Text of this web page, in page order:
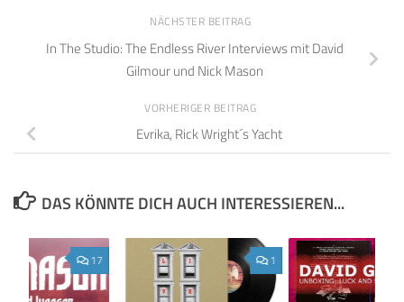
NÄCHSTER BEITRAG
In The Studio: The Endless River Interviews mit David
Gilmour und Nick Mason
VORHERIGER BEITRAG
Evrika, Rick Wright´s Yacht
DAS KÖNNTE DICH AUCH INTERESSIEREN...
1
17